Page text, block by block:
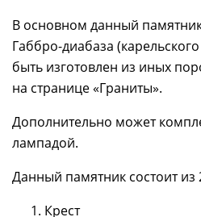
В основном данный памятник
Габбро-диабаза
быть изготовлен из иных
на странице «Граниты».
Дополнительно может
лампадой.
Данный памятник состоит из
Крест